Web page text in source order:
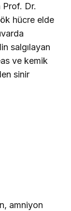
Dr.
hücre elde
salgılayan
ve kemik
sinir
amniyon